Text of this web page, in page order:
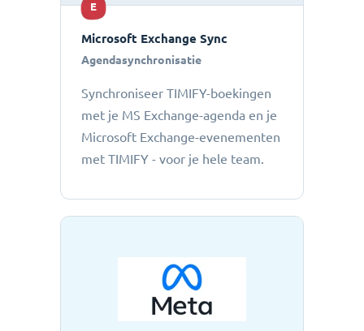
E
Microsoft Exchange Sync
Agendasynchronisatie
Synchroniseer TIMIFY-boekingen
met je MS Exchange-agenda en je
Microsoft Exchange-evenementen
met TIMIFY - voor je hele team.